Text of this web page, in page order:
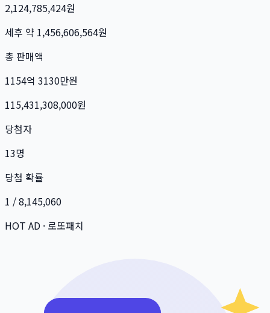
2,124,785,424원
세후 약 1,456,606,564원
총 판매액
1154억 3130만원
115,431,308,000원
당첨자
13명
당첨 확률
1 / 8,145,060
HOT AD · 로또패치